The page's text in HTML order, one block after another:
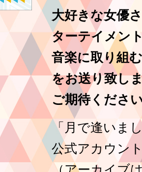
大好きな女優
ターテイメン
音楽に取り組
をお送り致し
ご期待くださ
「月で逢いま
公式アカウン